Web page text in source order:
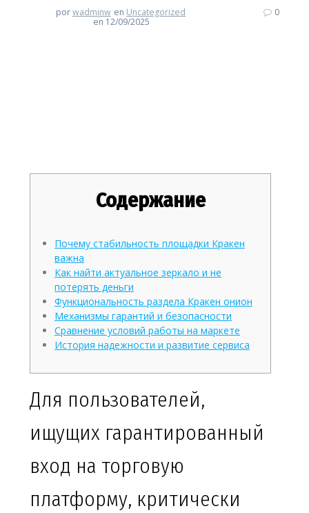
porwadminw en Uncategorized
en 12/09/2025
0
Содержание
Почему стабильность площадки Кракен
важна
Как найти актуальное зеркало и не
потерять деньги
Функциональность раздела Кракен онион
Механизмы гарантий и безопасности
Сравнение условий работы на маркете
История надежности и развитие сервиса
Для пользователей,
ищущих гарантированный
вход на торговую
платформу, критически